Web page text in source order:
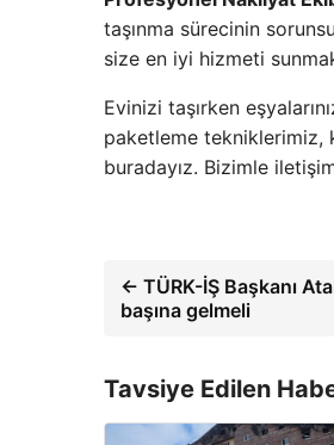
taşınma sürecinin
size en iyi hizmeti
Evinizi taşırken
paketleme tekniklerimiz,
buradayız. Bizimle
← TÜRK-İŞ Başkanı
başına gelmeli
Tavsiye Edilen